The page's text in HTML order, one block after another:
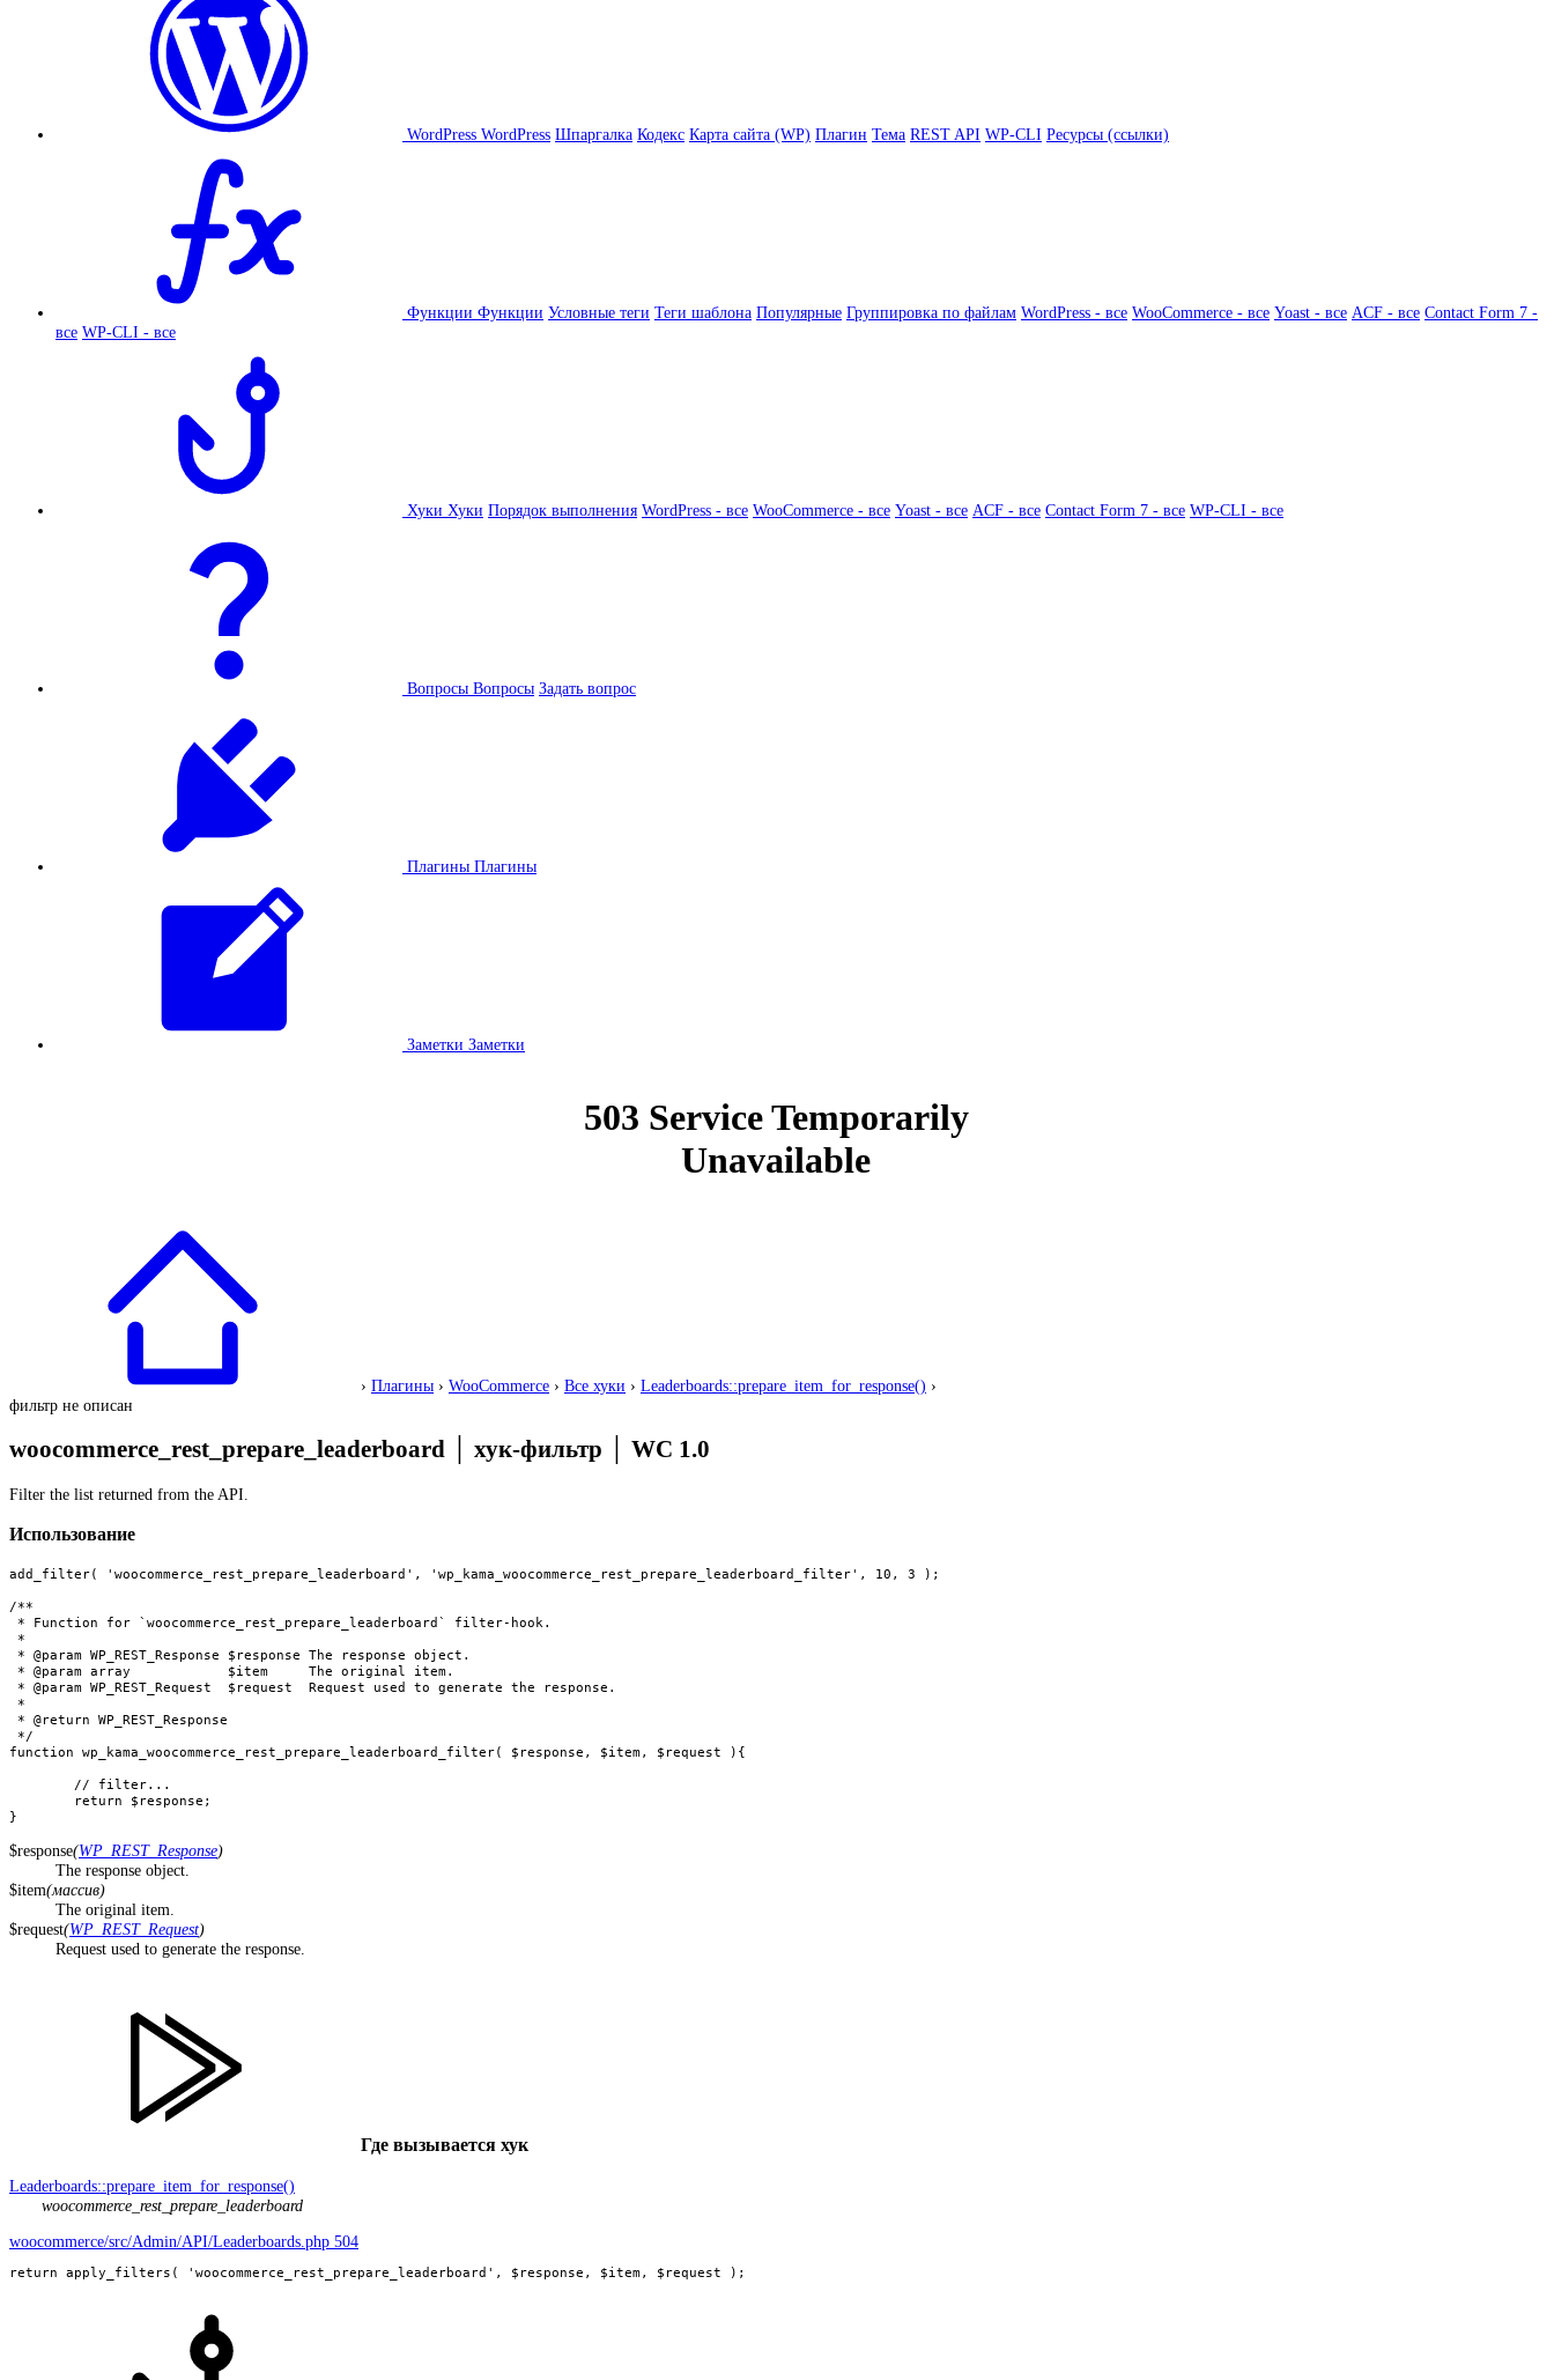
WordPress WordPress Шпаргалка Кодекс Карта сайта (WP) Плагин Тема REST API WP-CLI Ресурсы (ссылки)
Функции Функции Условные теги Теги шаблона Популярные Группировка по файлам WordPress - все WooCommerce - все Yoast - все ACF - все Contact Form 7 -
все WP-CLI - все
Хуки Хуки Порядок выполнения WordPress - все WooCommerce - все Yoast - все ACF - все Contact Form 7 - все WP-CLI - все
Вопросы Вопросы Задать вопрос
Плагины Плагины
Заметки Заметки
› Плагины › WooCommerce › Все хуки › Leaderboards::prepare_item_for_response() ›
фильтр не описан
woocommerce_rest_prepare_leaderboard хук-фильтр WC 1.0
Filter the list returned from the API.
Использование
add_filter( 'woocommerce_rest_prepare_leaderboard', 'wp_kama_woocommerce_rest_prepare_leaderboard_filter', 10, 3 );
/**
* Function for `woocommerce_rest_prepare_leaderboard` filter-hook.
*
* @param WP_REST_Response $response The response object.
* @param array            $item     The original item.
* @param WP_REST_Request  $request  Request used to generate the response.
*
* @return WP_REST_Response
*/
function wp_kama_woocommerce_rest_prepare_leaderboard_filter( $response, $item, $request ){
}
$response(WP_REST_Response)
The response object.
$item(массив)
The original item.
$request(WP_REST_Request)
Request used to generate the response.
Где вызывается хук
Leaderboards::prepare_item_for_response()
woocommerce_rest_prepare_leaderboard
woocommerce/src/Admin/API/Leaderboards.php 504
return apply_filters( 'woocommerce_rest_prepare_leaderboard', $response, $item, $request );